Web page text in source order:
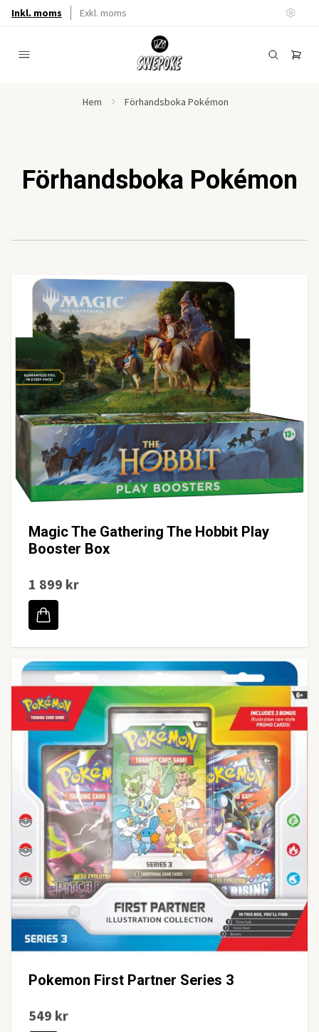
Inkl. moms Exkl. moms
Hem Förhandsboka Pokémon
Förhandsboka Pokémon
Magic The Gathering The Hobbit Play
Booster Box
1 899 kr
Pokemon First Partner Series 3
549 kr